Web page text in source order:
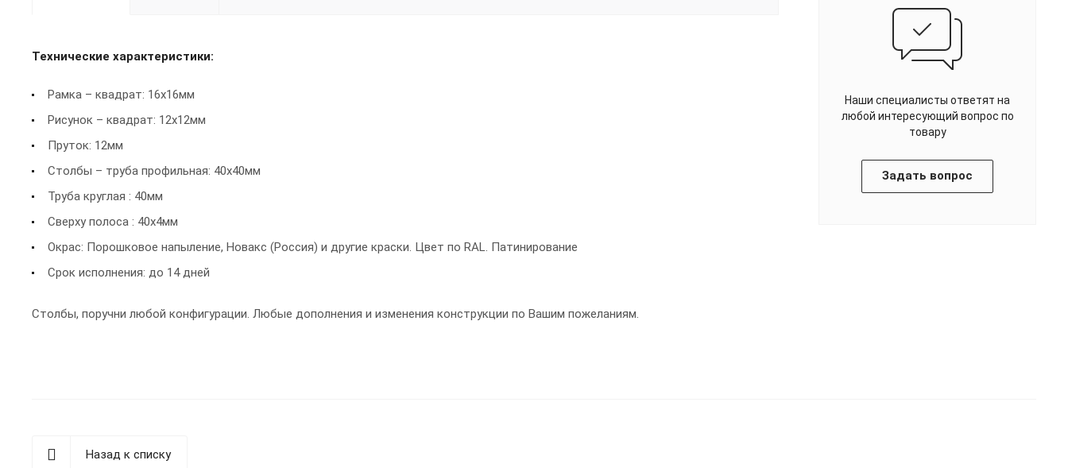
Технические характеристики:
Рамка – квадрат: 16х16мм
Рисунок – квадрат: 12х12мм
Пруток: 12мм
Столбы – труба профильная: 40х40мм
Труба круглая : 40мм
Сверху полоса : 40х4мм
Окрас: Порошковое напыление, Новакс (Россия) и другие краски. Цвет по RAL. Патинирование
Срок исполнения: до 14 дней
Столбы, поручни любой конфигурации. Любые дополнения и изменения конструкции по Вашим пожеланиям.
Наши специалисты ответят на
любой интересующий вопрос по
товару
Задать вопрос
Назад к списку